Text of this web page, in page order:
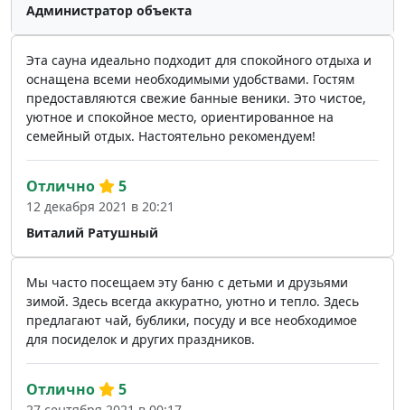
Администратор объекта
Эта сауна идеально подходит для спокойного отдыха и
оснащена всеми необходимыми удобствами. Гостям
предоставляются свежие банные веники. Это чистое,
уютное и спокойное место, ориентированное на
семейный отдых. Настоятельно рекомендуем!
Виталий Ратушный
Отлично 5
12 декабря 2021 в 20:21
Мы часто посещаем эту баню с детьми и друзьями
зимой. Здесь всегда аккуратно, уютно и тепло. Здесь
предлагают чай, бублики, посуду и все необходимое
для посиделок и других праздников.
Отлично 5